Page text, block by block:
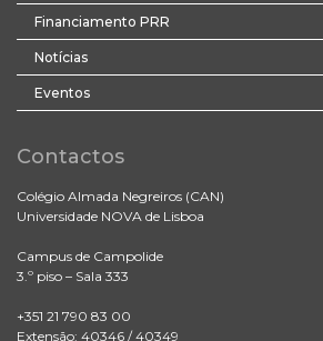
Financiamento PRR
Notícias
Eventos
Contactos
Colégio Almada Negreiros (CAN)
Universidade NOVA de Lisboa
Campus de Campolide
3.º piso – Sala 333
+351 21 790 83 00
Extensão: 40346 / 40349